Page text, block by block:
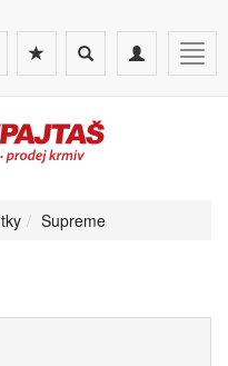
Toggle
navigation
Toggle
search
Supreme